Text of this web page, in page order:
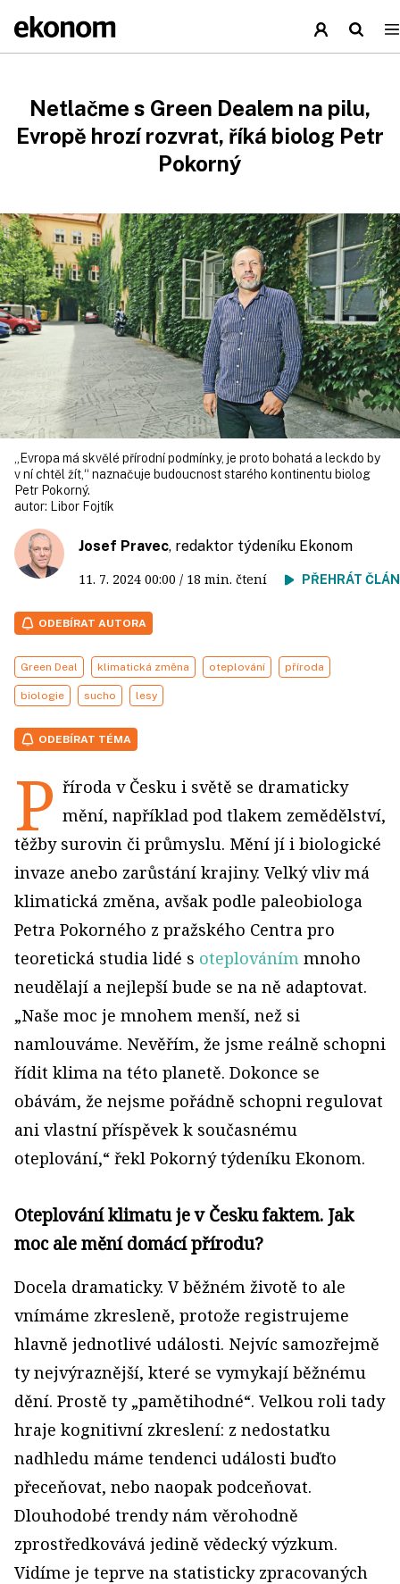
Netlačme s Green Dealem na pilu,
Evropě hrozí rozvrat, říká biolog Petr
Pokorný
„Evropa má skvělé přírodní podmínky, je proto bohatá a leckdo by
v ní chtěl žít,“ naznačuje budoucnost starého kontinentu biolog
Petr Pokorný.
autor:
Libor Fojtík
Josef Pravec, redaktor týdeníku Ekonom
11. 7. 2024 00:00 / 18 min. čtení PŘEHRÁT
ODEBÍRAT AUTORA
Green Deal klimatická změna oteplování příroda
biologie sucho lesy
ODEBÍRAT TÉMA
P říroda v Česku i světě se dramaticky
mění, například pod tlakem zemědělství,
těžby surovin či průmyslu. Mění jí i biologické
invaze anebo zarůstání krajiny. Velký vliv má
klimatická změna, avšak podle paleobiologa
Petra Pokorného z pražského Centra pro
teoretická studia lidé s oteplováním mnoho
neudělají a nejlepší bude se na ně adaptovat.
„Naše moc je mnohem menší, než si
namlouváme. Nevěřím, že jsme reálně schopni
řídit klima na této planetě. Dokonce se
obávám, že nejsme pořádně schopni regulovat
ani vlastní příspěvek k současnému
oteplování,“ řekl Pokorný týdeníku Ekonom.
Oteplování klimatu je v Česku faktem. Jak
moc ale mění domácí přírodu?
Docela dramaticky. V běžném životě to ale
vnímáme zkresleně, protože registrujeme
hlavně jednotlivé události. Nejvíc samozřejmě
ty nejvýraznější, které se vymykají běžnému
dění. Prostě ty „pamětihodné“. Velkou roli tady
hraje kognitivní zkreslení: z nedostatku
nadhledu máme tendenci události buďto
přeceňovat, nebo naopak podceňovat.
Dlouhodobé trendy nám věrohodně
zprostředkovává jedině vědecký výzkum.
Vidíme je teprve na statisticky zpracovaných